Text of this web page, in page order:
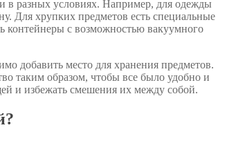
в разных условиях. Например, для одежды
Для хрупких предметов есть специальные
контейнеры с возможностью вакуумного
добавить место для хранения предметов.
таким образом, чтобы все было удобно и
и избежать смешения их между собой.